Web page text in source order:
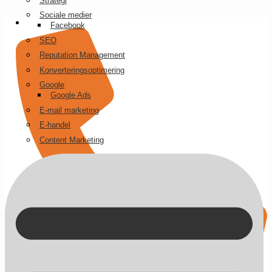
Sociale medier
Facebook
SEO
Reputation Management
Konverteringsoptimering
Google
Google Ads
E-mail marketing
E-handel
Content Marketing